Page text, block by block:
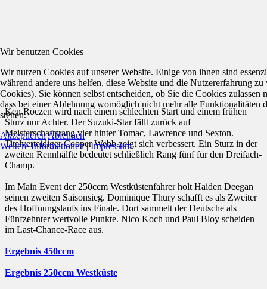
Ken Roczen wird nach einem schlechten Start und einem frühen
Sturz nur Achter. Der Suzuki-Star fällt zurück auf
Meisterschaftsrang vier hinter Tomac, Lawrence und Sexton.
Titelverteidiger Cooper Webb zeigt sich verbessert. Ein Sturz in der
zweiten Rennhälfte bedeutet schließlich Rang fünf für den Dreifach-
Champ.
Im Main Event der 250ccm Westküstenfahrer holt Haiden Deegan
seinen zweiten Saisonsieg. Dominique Thury schafft es als Zweiter
des Hoffnungslaufs ins Finale. Dort sammelt der Deutsche als
Fünfzehnter wertvolle Punkte. Nico Koch und Paul Bloy scheiden
im Last-Chance-Race aus.
Ergebnis 450ccm
Ergebnis 250ccm Westküste
Wir benutzen Cookies
Wir nutzen Cookies auf unserer Website. Einige von ihnen sind
während andere uns helfen, diese Website und die Nutzererfahrung zu
Cookies). Sie können selbst entscheiden, ob Sie die Cookies zulassen
dass bei einer Ablehnung womöglich nicht mehr alle Funktionalitäten
stehen.
AkzeptierenAblehnen
Weitere Informationen|Impressum